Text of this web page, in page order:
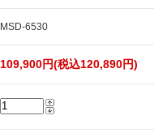
MSD-6530
109,900円(税込120,890円)